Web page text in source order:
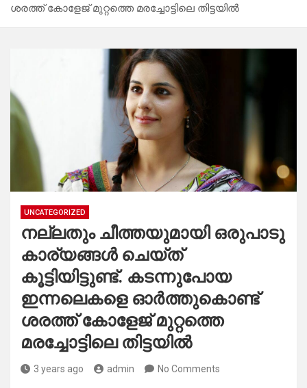
ശരത്ത് കോളേജ് മുറ്റത്തെ മരച്ചോട്ടിലെ തിട്ടയിൽ
UNCATEGORIZED
നല്ലതും ചീത്തയുമായി ഒരുപാടു
കാര്യങ്ങൾ ചെയ്ത്
കൂട്ടിയിട്ടുണ്ട്. കടന്നുപോയ
ഇന്നലെകളെ ഓർത്തുകൊണ്ട്
ശരത്ത് കോളേജ് മുറ്റത്തെ
മരച്ചോട്ടിലെ തിട്ടയിൽ
3 years ago admin No Comments